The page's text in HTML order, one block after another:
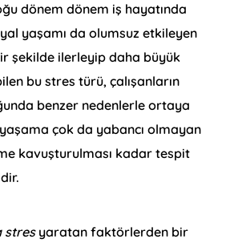
dönem dönem iş hayatında
yaşamı da olumsuz etkileyen
şekilde ilerleyip daha büyük
bu stres türü, çalışanların
benzer nedenlerle ortaya
çok da yabancı olmayan
kavuşturulması kadar tespit
stres yaratan faktörlerden bir